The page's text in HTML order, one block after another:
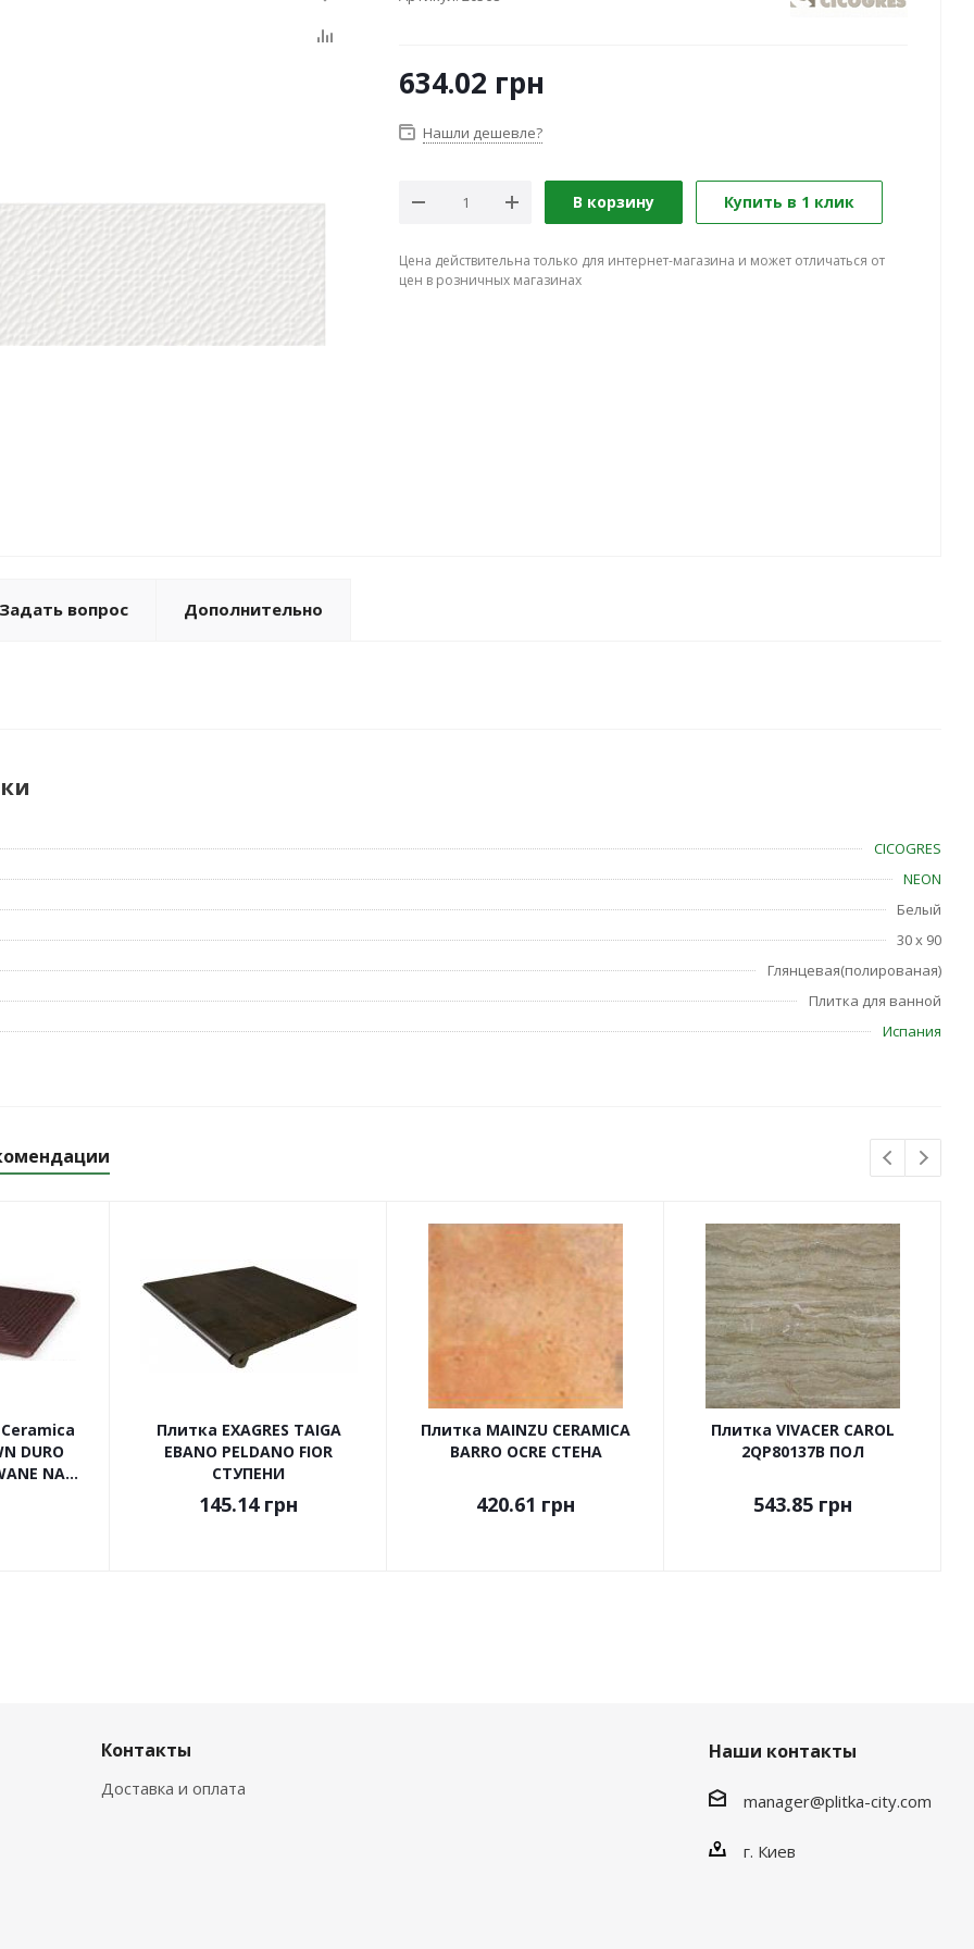
634.02 грн
Нашли дешевле?
В корзину Купить в 1 клик
Цена действительна только для интернет-магазина и может отличаться от
цен в розничных магазинах
Задать вопрос Дополнительно
CICOGRES
NEON
Белый
30 x 90
Глянцевая(полированая)
Плитка для ванной
Испания
DURO
NA...
Плитка EXAGRES TAIGA
EBANO PELDANO FIOR
СТУПЕНИ
145.14грн
Плитка MAINZU CERAMICA
BARRO OCRE СТЕНА
420.61 грн
Плитка VIVACER CAROL
2QP80137B ПОЛ
543.85 грн
Контакты
Доставка и оплата
Наши контакты
manager@plitka-city.com
г. Киев